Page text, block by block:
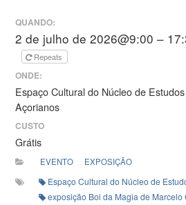
QUANDO:
2 de julho de 2026@9:00 –
Repeats
ONDE:
Espaço Cultural do Núcleo de Estudos
Açorianos
CUSTO
Grátis
EVENTO EXPOSIÇÃO
Espaço Cultural do Núcleo de
exposição Boi da Magia de Marcelo